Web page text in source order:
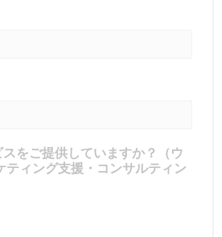
をご提供していますか？（ウ
ティング支援・コンサルティン